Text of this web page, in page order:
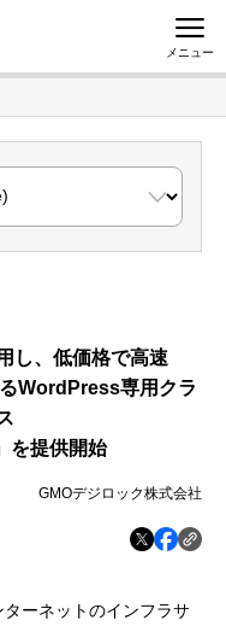
メニュー
し、低価格で高速
WordPress専用クラ
を提供開始
GMOデジロック株式会社
ーネットのインフラサ